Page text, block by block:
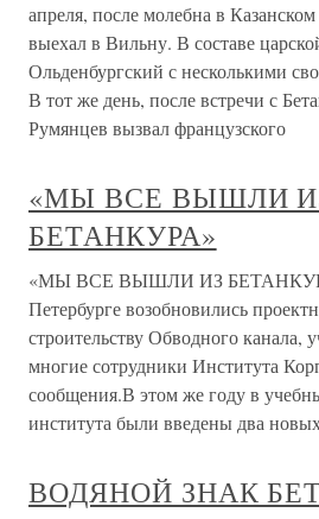
апреля, после молебна в
выехал в Вильну. В составе
Ольденбургский с несколькими
В тот же день, после встречи с
Румянцев вызвал французского
«МЫ ВСЕ ВЫШЛИ
БЕТАНКУРА»
«МЫ ВСЕ ВЫШЛИ ИЗ
Петербурге возобновились
строительству Обводного канала,
многие сотрудники Института
сообщения.В этом же году в
института были введены два
ВОДЯНОЙ ЗНАК